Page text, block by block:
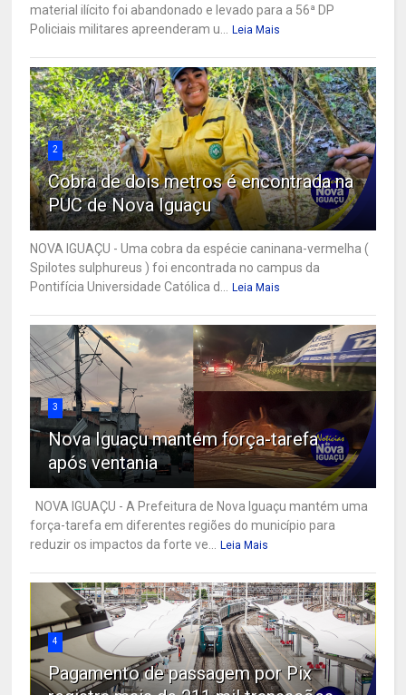
material ilícito foi abandonado e levado para a 56ª DP
Policiais militares apreenderam u... Leia Mais
2
Cobra de dois metros é encontrada na
PUC de Nova Iguaçu
NOVA IGUAÇU - Uma cobra da espécie caninana-vermelha (
Spilotes sulphureus ) foi encontrada no campus da
Pontifícia Universidade Católica d... Leia Mais
3
Nova Iguaçu mantém força-tarefa
após ventania
NOVA IGUAÇU - A Prefeitura de Nova Iguaçu mantém uma
força-tarefa em diferentes regiões do município para
reduzir os impactos da forte ve... Leia Mais
4
Pagamento de passagem por Pix